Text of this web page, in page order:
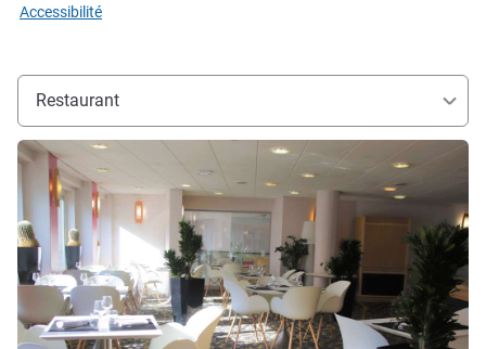
Accessibilité
Restaurant
Voir les détails